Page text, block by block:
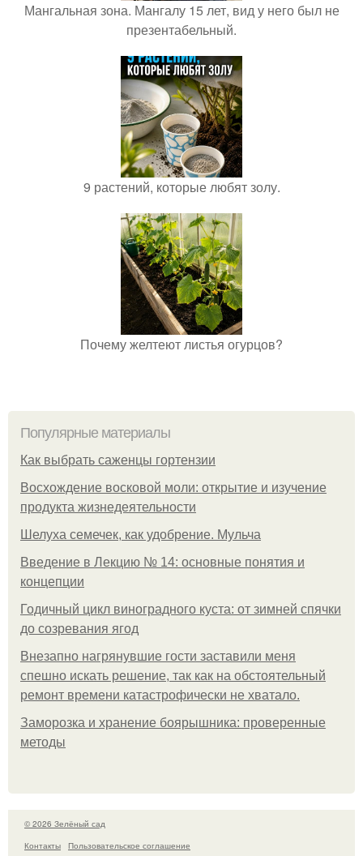
Мангальная зона. Мангалу 15 лет, вид у него был не
презентабельный.
9 растений, которые любят золу.
Почему желтеют листья огурцов?
Популярные материалы
Как выбрать саженцы гортензии
Восхождение восковой моли: открытие и изучение
продукта жизнедеятельности
Шелуха семечек, как удобрение. Мульча
Введение в Лекцию № 14: основные понятия и
концепции
Годичный цикл виноградного куста: от зимней спячки
до созревания ягод
Внезапно нагрянувшие гости заставили меня
спешно искать решение, так как на обстоятельный
ремонт времени катастрофически не хватало.
Заморозка и хранение боярышника: проверенные
методы
© 2026 Зелёный сад
Контакты
Пользовательское соглашение